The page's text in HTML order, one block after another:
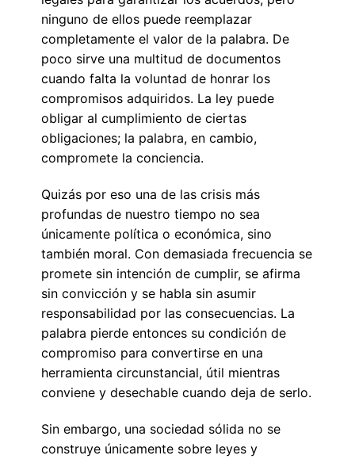
ninguno de ellos puede reemplazar
completamente el valor de la palabra. De
poco sirve una multitud de documentos
cuando falta la voluntad de honrar los
compromisos adquiridos. La ley puede
obligar al cumplimiento de ciertas
obligaciones; la palabra, en cambio,
compromete la conciencia.
Quizás por eso una de las crisis más
profundas de nuestro tiempo no sea
únicamente política o económica, sino
también moral. Con demasiada frecuencia se
promete sin intención de cumplir, se afirma
sin convicción y se habla sin asumir
responsabilidad por las consecuencias. La
palabra pierde entonces su condición de
compromiso para convertirse en una
herramienta circunstancial, útil mientras
conviene y desechable cuando deja de serlo.
Sin embargo, una sociedad sólida no se
construye únicamente sobre leyes y